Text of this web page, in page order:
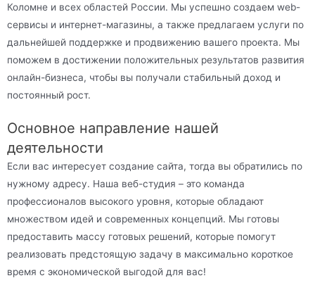
Коломне и всех областей России. Мы успешно создаем web-
сервисы и интернет-магазины, а также предлагаем услуги по
дальнейшей поддержке и продвижению вашего проекта. Мы
поможем в достижении положительных результатов развития
онлайн-бизнеса, чтобы вы получали стабильный доход и
постоянный рост.
Основное направление нашей
деятельности
Если вас интересует создание сайта, тогда вы обратились по
нужному адресу. Наша веб-студия – это команда
профессионалов высокого уровня, которые обладают
множеством идей и современных концепций. Мы готовы
предоставить массу готовых решений, которые помогут
реализовать предстоящую задачу в максимально короткое
время с экономической выгодой для вас!